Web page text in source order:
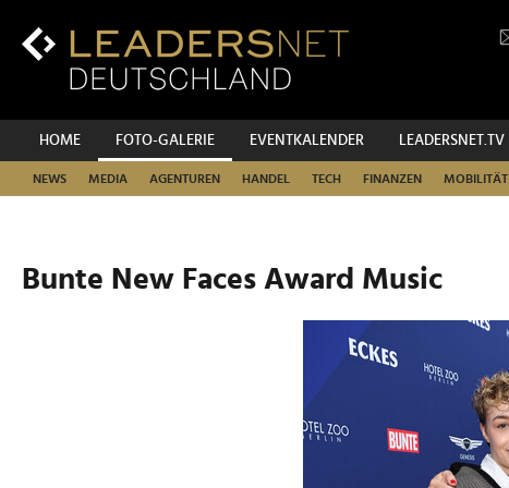
Inhalt
Hauptnavigation
HOME FOTO-GALERIE EVENTKALENDER LEADERSNET.TV
NEWS MEDIA AGENTUREN HANDEL TECH FINANZEN MOBILITÄT
Bunte New Faces Award Music